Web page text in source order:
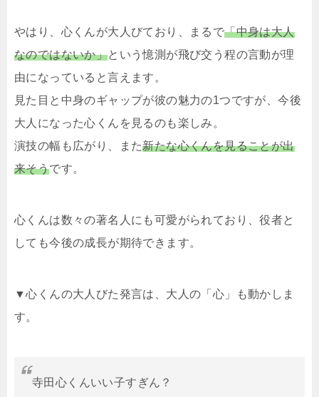
やはり、心くんが大人びており、まるで「中身は大人
なのではないか」という憶測が飛び交う程の言動が理
由になっていると言えます。
見た目と中身のギャップが彼の魅力の1つですが、今後
大人になった心くんを見るのも楽しみ。
演技の幅も広がり、また新たな心くんを見ることが出
来そうです。
心くんは数々の著名人にも可愛がられており、役者と
しても今後の成長が期待できます。
▼心くんの大人びた発言は、大人の「心」も動かしま
す。
寺田心くんいい子すぎん？